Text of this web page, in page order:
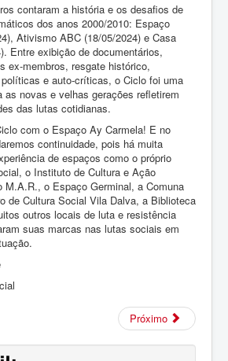
contaram a história e os desafios de
dos anos 2000/2010: Espaço
Ativismo ABC (18/05/2024) e Casa
Entre exibição de documentários,
ex-membros, resgate histórico,
e auto-críticas, o Ciclo foi uma
as novas e velhas gerações refletirem
das lutas cotidianas.
com o Espaço Ay Carmela! E no
continuidade, pois há muita
de espaços como o próprio
o Instituto de Cultura e Ação
M.A.R., o Espaço Germinal, a Comuna
de Cultura Social Vila Dalva, a Biblioteca
outros locais de luta e resistência
suas marcas nas lutas sociais em
Próximo